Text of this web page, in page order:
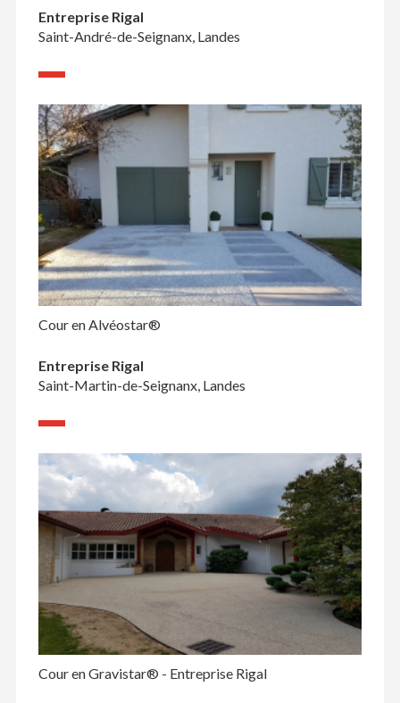
Entreprise Rigal
Saint-André-de-Seignanx, Landes
Cour en Alvéostar®
Entreprise Rigal
Saint-Martin-de-Seignanx, Landes
Cour en Gravistar® - Entreprise Rigal